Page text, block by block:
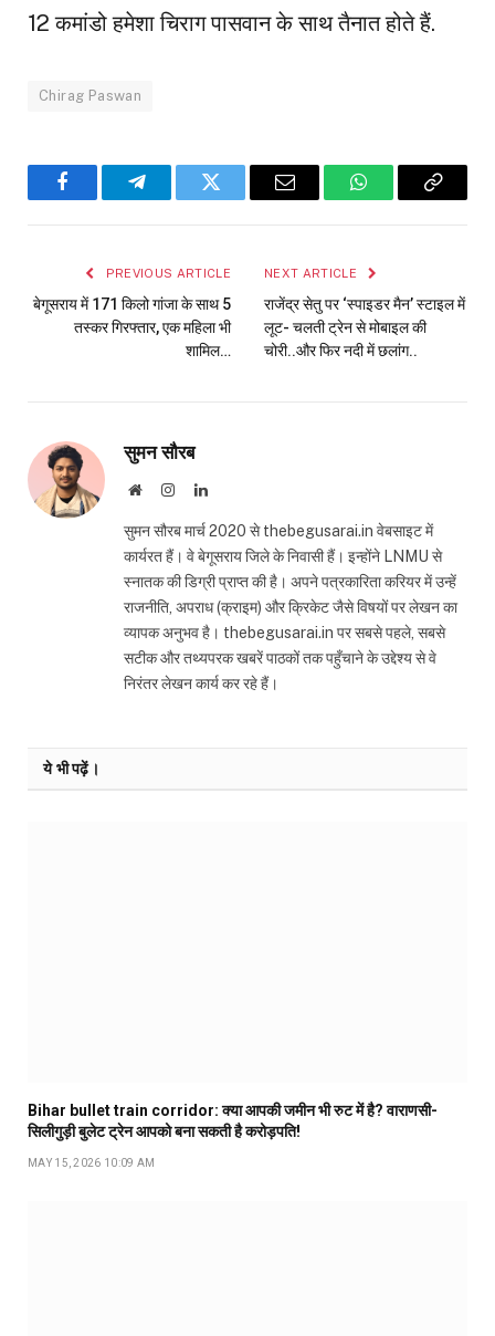
12 कमांडो हमेशा चिराग पासवान के साथ तैनात होते हैं.
Chirag Paswan
FacebookTelegramTwitter Email WhatsAppCopy
PREVIOUS ARTICLE
बेगूसराय में 171 किलो गांजा के साथ 5
तस्कर गिरफ्तार, एक महिला भी
शामिल…
NEXT ARTICLE
राजेंद्र सेतु पर ‘स्पाइडर मैन’ स्टाइल में
लूट- चलती ट्रेन से मोबाइल की
चोरी..और फिर नदी में छलांग..
सुमन सौरब
WebsiteInstagramLinkedIn
सुमन सौरब मार्च 2020 से thebegusarai.in वेबसाइट में
कार्यरत हैं। वे बेगूसराय जिले के निवासी हैं। इन्होंने LNMU से
स्नातक की डिग्री प्राप्त की है। अपने पत्रकारिता करियर में उन्हें
राजनीति, अपराध (क्राइम) और क्रिकेट जैसे विषयों पर लेखन का
व्यापक अनुभव है। thebegusarai.in पर सबसे पहले, सबसे
सटीक और तथ्यपरक खबरें पाठकों तक पहुँचाने के उद्देश्य से वे
निरंतर लेखन कार्य कर रहे हैं।
ये भी पढ़ें।
Bihar bullet train corridor: क्या आपकी जमीन भी रुट में है? वाराणसी-
सिलीगुड़ी बुलेट ट्रेन आपको बना सकती है करोड़पति!
MAY 15, 2026 10:09 AM